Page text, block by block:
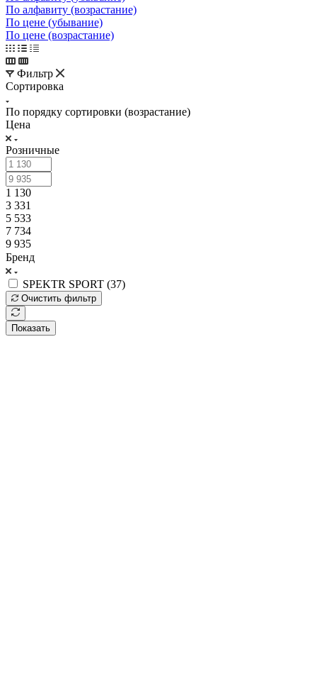
По алфавиту (возрастание)
По цене (убывание)
По цене (возрастание)
Фильтр
Сортировка
По порядку сортировки (возрастание)
Цена
Розничные
1 130
3 331
5 533
7 734
9 935
Бренд
SPEKTR SPORT (37)
Очистить фильтр
Показать